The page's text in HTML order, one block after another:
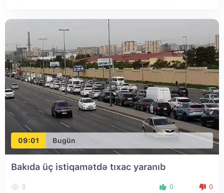
09:01 Bugün
Bakıda üç istiqamətdə tıxac yaranıb
3 0 0